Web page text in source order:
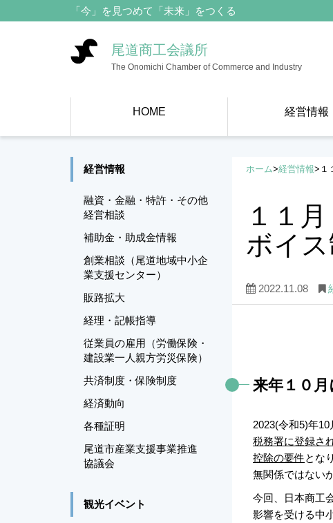
「今」を見つめて「未来」をつくる
尾道商工会議所
The Onomichi Chamber of Commerce and Industry
HOME 経営情報
ホーム>経営情報> １
１１
ボイ
2022.11.08
来年１０
2023(令和5)年
税務署に登録さ
控除の要件とな
無関係ではない
今回、日本商工
影響を受ける中
経営情報
融資・金融・特許・その他
経営相談
補助金・助成金情報
創業相談（尾道地域中小企
業支援センター）
販路拡大
経理・記帳指導
従業員の雇用（労働保険・
建設業一人親方労災保険）
共済制度・保険制度
経済動向
各種証明
尾道市産業支援事業推進
協議会
観光イベント